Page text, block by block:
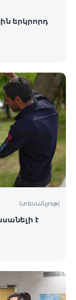
երկրորդ
(տեսանյութ)
է